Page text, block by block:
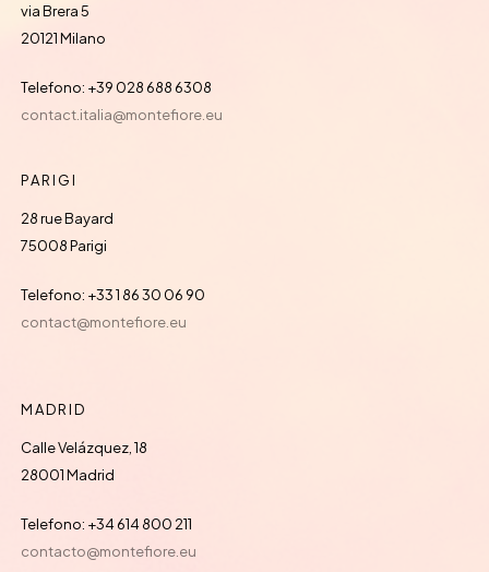
via Brera 5
20121 Milano
Telefono: +39 028 688 6308
contact.italia@montefiore.eu
PARIGI
28 rue Bayard
75008 Parigi
Telefono: +33 1 86 30 06 90
contact@montefiore.eu
MADRID
Calle Velázquez, 18
28001 Madrid
Telefono: +34 614 800 211
contacto@montefiore.eu